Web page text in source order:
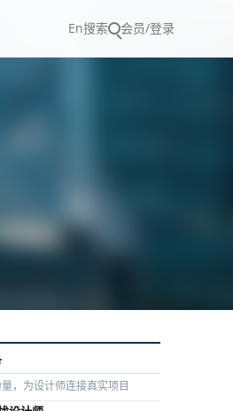
En搜索 会员/登录
，为设计师连接真实项目